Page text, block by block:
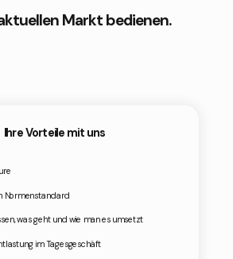
Markt bedienen.
Ihre Vorteile mit uns
Normenstandard
was geht und wie man es umsetzt
im Tagesgeschäft